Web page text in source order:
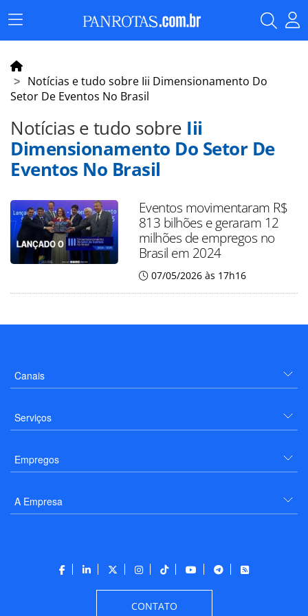
Menu
Principal
Notícias e tudo sobre Iii Dimensionamento Do
Setor De Eventos No Brasil
Notícias e tudo sobre Iii
Dimensionamento Do Setor De
Eventos No Brasil
Eventos movimentaram R$
813 bilhões e geraram 12
milhões de empregos no
Brasil em 2024
07/05/2026 às 17h16
Canais
Serviços
Empregos
A Empresa
CONTATO